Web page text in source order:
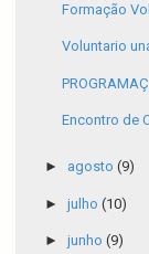
Formação
Voluntario
Encontro de
► agosto (9)
► julho (10)
► junho (9)